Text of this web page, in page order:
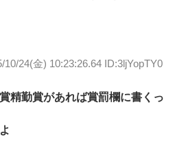
10/24(金) 10:23:26.64 ID:3ljYopTY0
精勤賞があれば賞罰欄に書くっ